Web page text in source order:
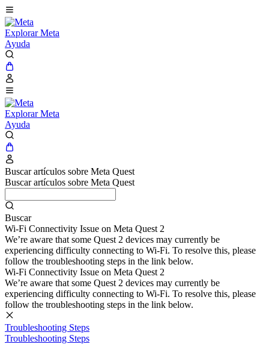
Explorar Meta
Ayuda
Explorar Meta
Ayuda
Buscar artículos sobre Meta Quest
Buscar artículos sobre Meta Quest
Buscar
Wi-Fi Connectivity Issue on Meta Quest 2
We’re aware that some Quest 2 devices may currently be
experiencing difficulty connecting to Wi-Fi. To resolve this, please
follow the troubleshooting steps in the link below.
Wi-Fi Connectivity Issue on Meta Quest 2
We’re aware that some Quest 2 devices may currently be
experiencing difficulty connecting to Wi-Fi. To resolve this, please
follow the troubleshooting steps in the link below.
Troubleshooting Steps
Troubleshooting Steps